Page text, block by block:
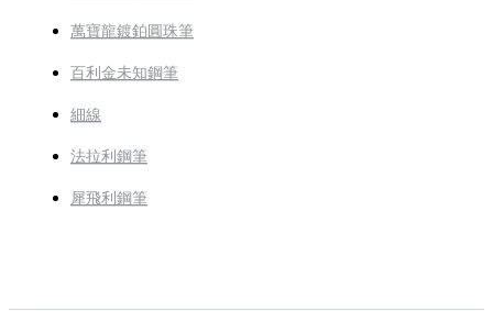
萬寶龍鍍鉑圓珠筆
百利金未知鋼筆
細線
法拉利鋼筆
犀飛利鋼筆